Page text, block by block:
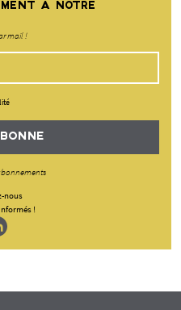
À NOTRE
mail !
nous
!